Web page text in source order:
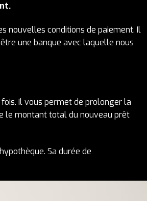
nouvelles conditions de paiement. Il
une banque avec laquelle nous
Il vous permet de prolonger la
le montant total du nouveau prêt
Sa durée de